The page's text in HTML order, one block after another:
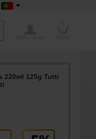
220ml 125g Tutti